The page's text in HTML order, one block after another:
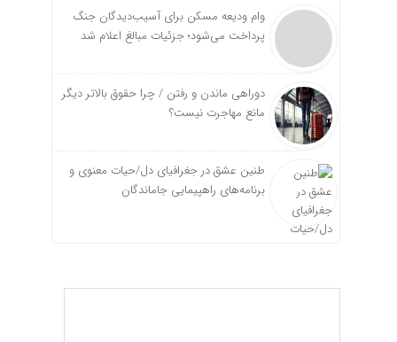
وام ودیعه مسکن برای آسیب‌دیدگان جنگ
پرداخت می‌شود؛ جزئیات مبالغ اعلام شد
دوراهی ماندن و رفتن / چرا حقوق بالاتر دیگر
مانع مهاجرت نیست؟
طنین عشق در جغرافیای دل/حیات معنوی و
برنامه‌های راهپیمایی جاماندگان